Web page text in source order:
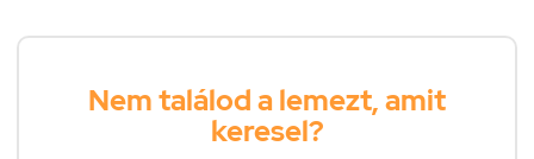
Nem találod a lemezt, amit
keresel?